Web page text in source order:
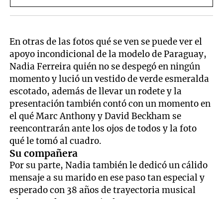
En otras de las fotos qué se ven se puede ver el
apoyo incondicional de la modelo de Paraguay,
Nadia Ferreira quién no se despegó en ningún
momento y lució un vestido de verde esmeralda
escotado, además de llevar un rodete y la
presentación también contó con un momento en
el qué Marc Anthony y David Beckham se
reencontrarán ante los ojos de todos y la foto
qué le tomó al cuadro.
Su compañera
Por su parte, Nadia también le dedicó un cálido
mensaje a su marido en ese paso tan especial y
esperado con 38 años de trayectoria musical